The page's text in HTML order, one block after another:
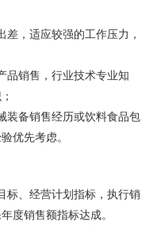
差，适应较强的工作压力，
品销售，行业技术专业知
装备销售经历或饮料食品包
优先考虑。
标、经营计划指标，执行销
度销售额指标达成。